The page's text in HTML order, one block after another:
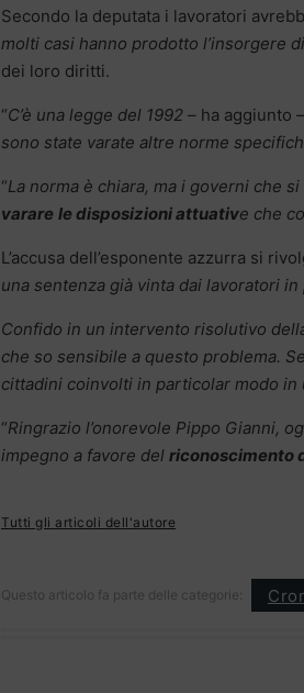
Secondo la deputata i lavoratori
molti casi hanno prodotto l’insorgere di
dei loro diritti.
“C’è una legge del 1992 – ha aggiunto –
sono state varate altre norme
“La norma è chiara, ma i governi che
varare le disposizioni attuative che
L’accusa dell’esponente azzurra si
una sentenza già vinta dai lavoratori
Confido in un intervento risolutivo
che so sensibile a questo problema.
cittadini coinvolti in particolar modo in
“Ringrazio l’onorevole Pippo Gianni,
impegno a favore del riconoscimento
Tutti gli articoli dell'autore
Questo articolo fa parte delle categorie: